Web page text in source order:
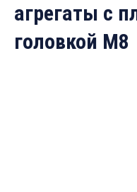
агрегаты с
головкой М8